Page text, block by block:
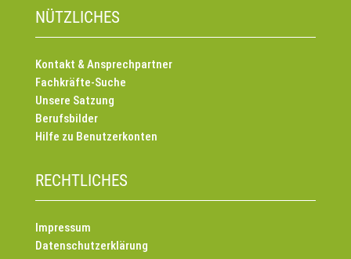
NÜTZLICHES
Kontakt & Ansprechpartner
Fachkräfte-Suche
Unsere Satzung
Berufsbilder
Hilfe zu Benutzerkonten
RECHTLICHES
Impressum
Datenschutzerklärung